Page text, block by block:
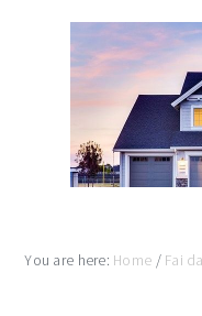
You are here: Home / Fai